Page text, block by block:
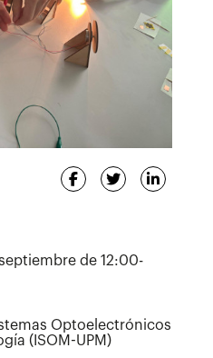
de 12:00-
Optoelectrónicos
(ISOM-UPM)